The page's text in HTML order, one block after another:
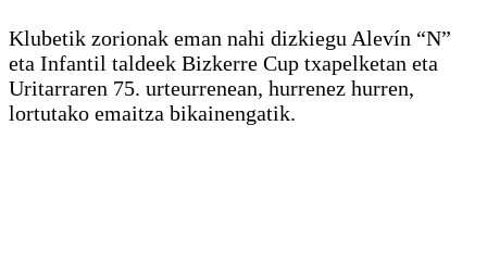
Klubetik zorionak eman nahi dizkiegu Alevín “N”
eta Infantil taldeek Bizkerre Cup txapelketan eta
Uritarraren 75. urteurrenean, hurrenez hurren,
lortutako emaitza bikainengatik.